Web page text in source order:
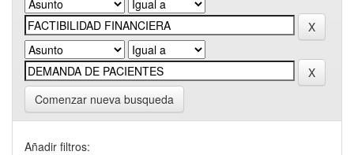
Comenzar nueva busqueda
Añadir filtros: